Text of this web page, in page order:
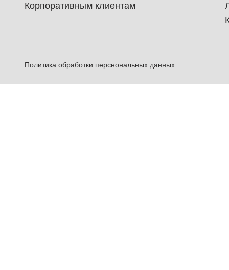
Корпоративным клиентам
Политика обработки перснональных данных